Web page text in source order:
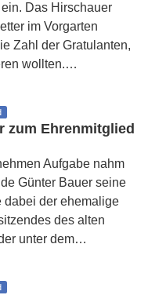
Das Hirschauer
im Vorgarten
Zahl der Gratulanten,
wollten.…
zum Ehrenmitglied
Aufgabe nahm
Günter Bauer seine
dabei der ehemalige
des alten
unter dem…